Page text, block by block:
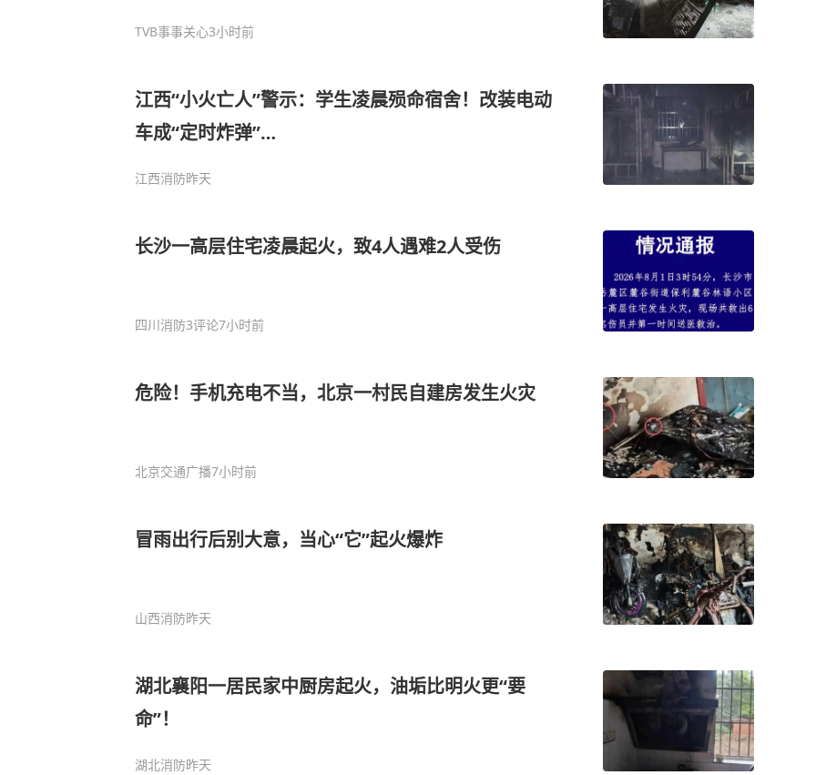
TVB事事关心3小时前
江西“小火亡人”警示：学生凌晨殒命宿舍！改装电动
车成“定时炸弹”…
江西消防昨天
长沙一高层住宅凌晨起火，致4人遇难2人受伤
四川消防3评论7小时前
危险！手机充电不当，北京一村民自建房发生火灾
北京交通广播7小时前
冒雨出行后别大意，当心“它”起火爆炸
山西消防昨天
湖北襄阳一居民家中厨房起火，油垢比明火更“要
命”！
湖北消防昨天